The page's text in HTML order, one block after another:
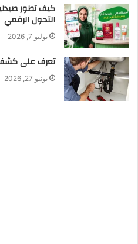
كيف تطور
التحول الرقمي
يوليو 7, 2026
تعرف على كشف
يونيو 27, 2026